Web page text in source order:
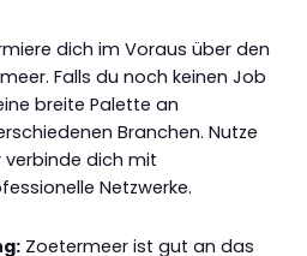
dich im Voraus über den
Falls du noch keinen Job
breite Palette an
Branchen. Nutze
dich mit
Netzwerke.
Zoetermeer ist gut an das